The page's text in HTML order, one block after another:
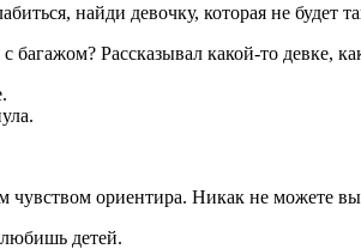
найди девочку, которая не будет
Рассказывал какой-то девке,
ориентира. Никак не можете
детей.